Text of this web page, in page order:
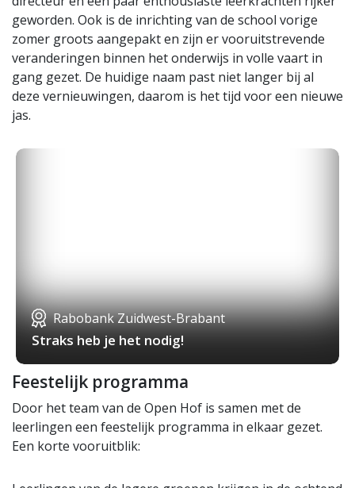
geworden. Ook is de inrichting van de school vorige
zomer groots aangepakt en zijn er vooruitstrevende
veranderingen binnen het onderwijs in volle vaart in
gang gezet. De huidige naam past niet langer bij al
deze vernieuwingen, daarom is het tijd voor een nieuwe
jas.
Rabobank Zuidwest-Brabant
Straks heb je het nodig!
Feestelijk programma
Door het team van de Open Hof is samen met de
leerlingen een feestelijk programma in elkaar gezet.
Een korte vooruitblik: